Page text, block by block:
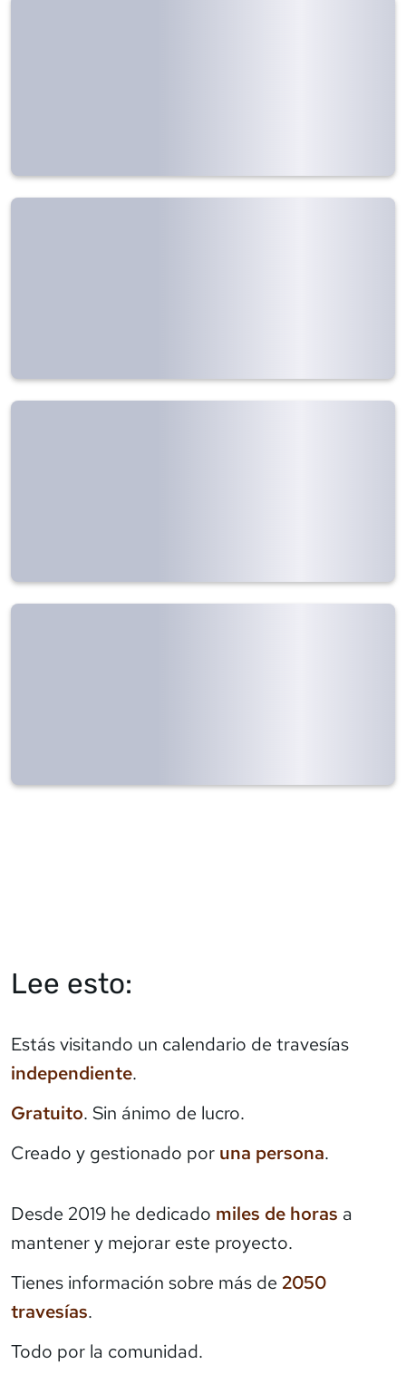
Lee esto:
Estás visitando un calendario de travesías
independiente.
Gratuito. Sin ánimo de lucro.
Creado y gestionado por una persona.
Desde 2019 he dedicado miles de horas a
mantener y mejorar este proyecto.
Tienes información sobre más de 2050
travesías.
Todo por la comunidad.